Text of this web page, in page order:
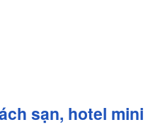
sạn, hotel mini